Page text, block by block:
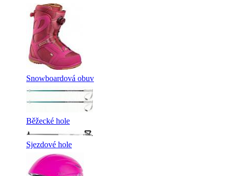
Snowboardová obuv
Běžecké hole
Sjezdové hole